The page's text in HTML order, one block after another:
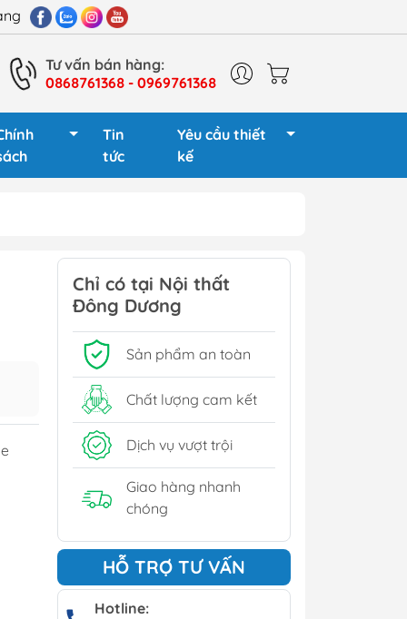
Tư vấn bán hàng:
0868761368 - 0969761368
giám đốc
Giá kệ
Cụm bàn làm việc 2
người
Cụm bàn làm việc 4
người
Cụm bàn làm việc 6
người
Bộ bàn ghế cafe
Bàn cafe
Ghế cafe
Tin
tức
Yêu cầu thiết
kế
Chỉ có tại Nội thất
Đông Dương
Sản phẩm an toàn
Chất lượng cam kết
Dịch vụ vượt trội
Giao hàng nhanh
chóng
HỖ TRỢ TƯ VẤN
Hotline: